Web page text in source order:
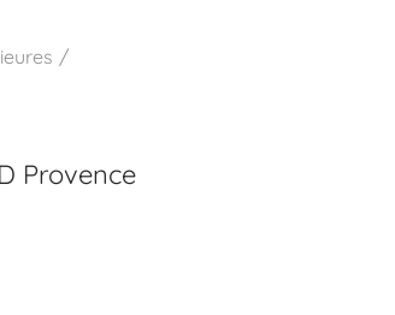
Provence